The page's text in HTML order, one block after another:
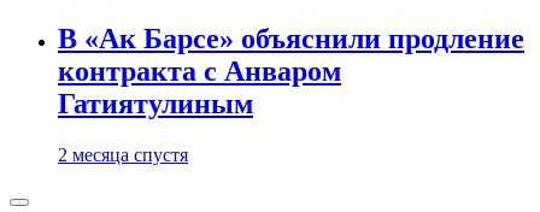
В «Ак Барсе» объяснили продление
контракта с Анваром
Гатиятулиным
2 месяца спустя